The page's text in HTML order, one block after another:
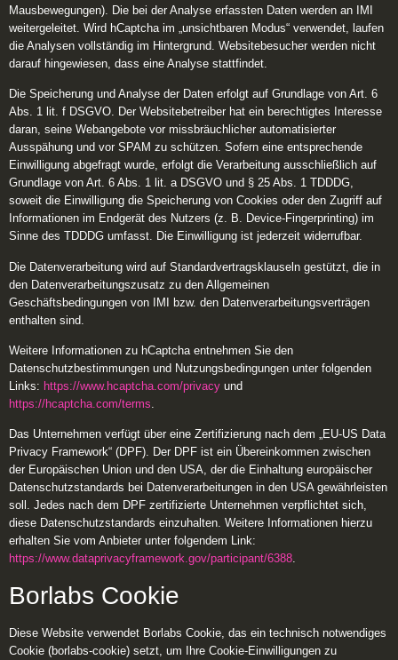
Mausbewegungen). Die bei der Analyse erfassten Daten werden an IMI
weitergeleitet. Wird hCaptcha im „unsichtbaren Modus“ verwendet, laufen
die Analysen vollständig im Hintergrund. Websitebesucher werden nicht
darauf hingewiesen, dass eine Analyse stattfindet.
Die Speicherung und Analyse der Daten erfolgt auf Grundlage von Art. 6
Abs. 1 lit. f DSGVO. Der Websitebetreiber hat ein berechtigtes Interesse
daran, seine Webangebote vor missbräuchlicher automatisierter
Ausspähung und vor SPAM zu schützen. Sofern eine entsprechende
Einwilligung abgefragt wurde, erfolgt die Verarbeitung ausschließlich auf
Grundlage von Art. 6 Abs. 1 lit. a DSGVO und § 25 Abs. 1 TDDDG,
soweit die Einwilligung die Speicherung von Cookies oder den Zugriff auf
Informationen im Endgerät des Nutzers (z. B. Device-Fingerprinting) im
Sinne des TDDDG umfasst. Die Einwilligung ist jederzeit widerrufbar.
Die Datenverarbeitung wird auf Standardvertragsklauseln gestützt, die in
den Datenverarbeitungszusatz zu den Allgemeinen
Geschäftsbedingungen von IMI bzw. den Datenverarbeitungsverträgen
enthalten sind.
Weitere Informationen zu hCaptcha entnehmen Sie den
Datenschutzbestimmungen und Nutzungsbedingungen unter folgenden
Links: https://www.hcaptcha.com/privacy und
https://hcaptcha.com/terms.
Das Unternehmen verfügt über eine Zertifizierung nach dem „EU-US Data
Privacy Framework“ (DPF). Der DPF ist ein Übereinkommen zwischen
der Europäischen Union und den USA, der die Einhaltung europäischer
Datenschutzstandards bei Datenverarbeitungen in den USA gewährleisten
soll. Jedes nach dem DPF zertifizierte Unternehmen verpflichtet sich,
diese Datenschutzstandards einzuhalten. Weitere Informationen hierzu
erhalten Sie vom Anbieter unter folgendem Link:
https://www.dataprivacyframework.gov/participant/6388.
Borlabs Cookie
Diese Website verwendet Borlabs Cookie, das ein technisch notwendiges
Cookie (borlabs-cookie) setzt, um Ihre Cookie-Einwilligungen zu